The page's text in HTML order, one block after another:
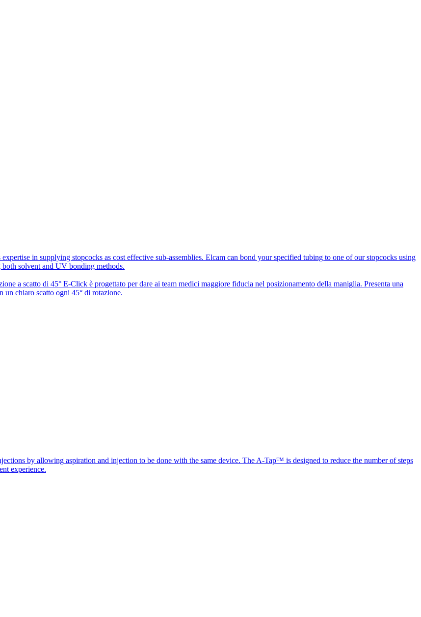
in supplying stopcocks as cost effective sub-assemblies. Elcam can bond your specified tubing to one of our stopcocks using
solvent and UV bonding methods.
a scatto di 45° E-Click è progettato per dare ai team medici maggiore fiducia nel posizionamento della maniglia. Presenta una
un chiaro scatto ogni 45° di rotazione.
by allowing aspiration and injection to be done with the same device. The A-Tap™ is designed to reduce the number of steps
experience.